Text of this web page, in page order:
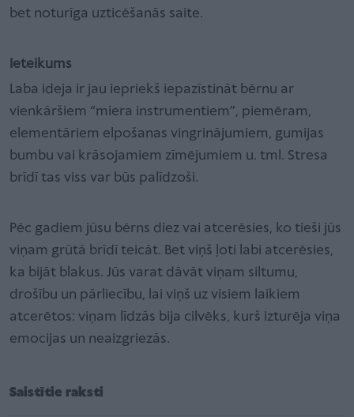
bet noturīga uzticēšanās saite.
Ieteikums
Laba ideja ir jau iepriekš iepazīstināt bērnu ar
vienkāršiem “miera instrumentiem”, piemēram,
elementāriem elpošanas vingrinājumiem, gumijas
bumbu vai krāsojamiem zīmējumiem u. tml. Stresa
brīdī tas viss var būs palīdzoši.
Pēc gadiem jūsu bērns diez vai atcerēsies, ko tieši jūs
viņam grūtā brīdī teicāt. Bet viņš ļoti labi atcerēsies,
ka bijāt blakus. Jūs varat dāvāt viņam siltumu,
drošību un pārliecību, lai viņš uz visiem laikiem
atcerētos: viņam līdzās bija cilvēks, kurš izturēja viņa
emocijas un neaizgriezās.
Saistītie raksti